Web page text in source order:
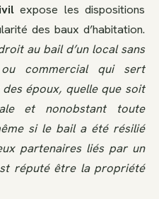
expose les dispositions
des baux d’habitation.
au bail d’un local sans
commercial qui sert
époux, quelle que soit
et nonobstant toute
si le bail a été résilié
partenaires liés par un
réputé être la propriété